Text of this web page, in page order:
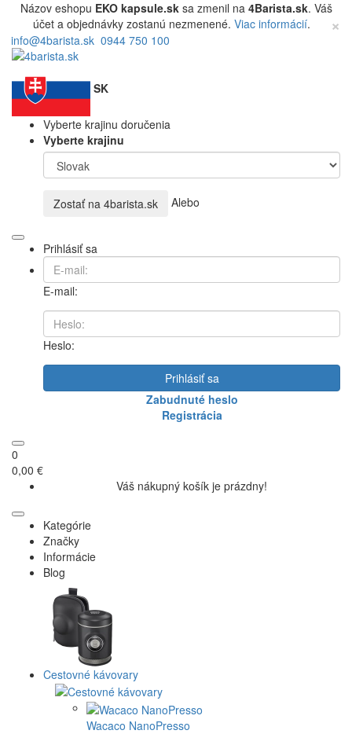
Názov eshopu EKO kapsule.sksa zmenil na 4Barista.sk. Váš
účet a objednávky zostanú nezmenené. Viac informácií. ×
info@4barista.sk 0944 750 100
SK
Vyberte krajinu doručenia
Vyberte krajinu
Zostať na 4barista.sk Alebo
Prihlásiť sa
E-mail:
Heslo:
Prihlásiť sa
Zabudnuté heslo
Registrácia
0
0,00 €
Váš nákupný košík je prázdny!
Kategórie
Značky
Informácie
Blog
Cestovné kávovary
Wacaco NanoPresso